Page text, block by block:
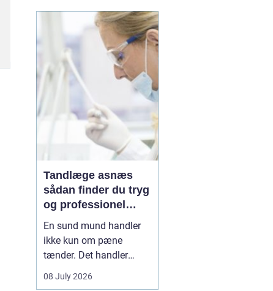
løsning og en dyr
langtidsskade. I Viborg
og omegn findes der
mange fagfolk, men
hvordan sikrer du dig, at
Tandlæge asnæs
sådan finder du tryg
og professionel
tandpleje
En sund mund handler
ikke kun om pæne
tænder. Det handler
også om at kunne spise
uden smerter, tale frit og
08 July 2026